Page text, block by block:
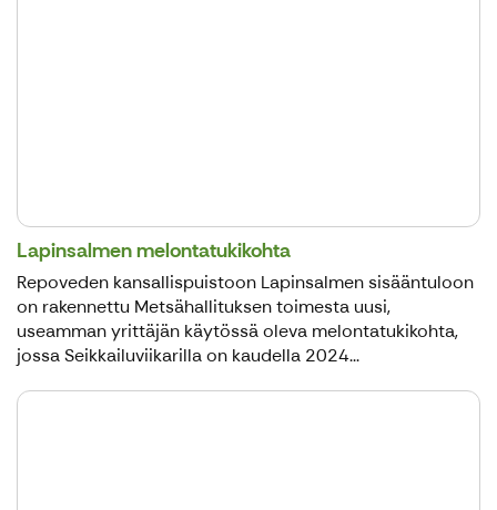
Lapinsalmen melontatukikohta
Repoveden kansallispuistoon Lapinsalmen sisääntuloon
on rakennettu Metsähallituksen toimesta uusi,
useamman yrittäjän käytössä oleva melontatukikohta,
jossa Seikkailuviikarilla on kaudella 2024...